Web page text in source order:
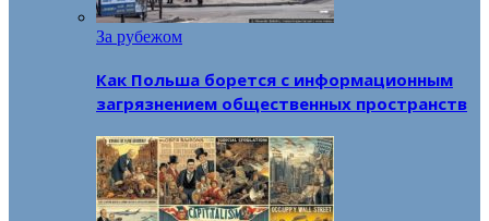
За рубежом
Как Польша борется с информационным
загрязнением общественных пространств